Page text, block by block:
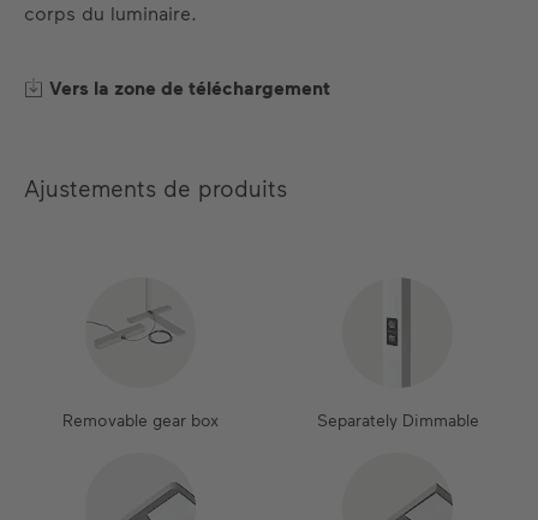
corps du luminaire.
Vers la zone de téléchargement
Ajustements de produits
Removable gear box Separately Dimmable